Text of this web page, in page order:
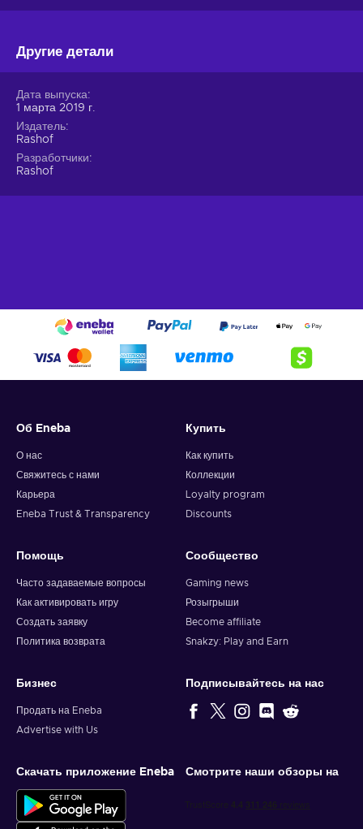
Другие детали
Дата выпуска
1 марта 2019 г.
Издатель
Rashof
Разработчики
Rashof
Об Eneba
О нас
Свяжитесь с нами
Карьера
Eneba Trust & Transparency
Купить
Как купить
Коллекции
Loyalty program
Discounts
Помощь
Часто задаваемые вопросы
Как активировать игру
Создать заявку
Политика возврата
Сообщество
Gaming news
Розыгрыши
Become affiliate
Snakzy: Play and Earn
Бизнес
Продать на Eneba
Advertise with Us
Подписывайтесь на нас
Скачать приложение Eneba Смотрите наши обзоры на